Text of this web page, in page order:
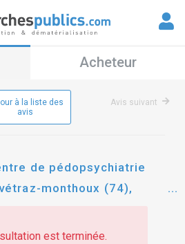
Acheteur
à la liste des
avis
Avis suivant
de pédopsychiatrie
monthoux (74),
thermique et
normes pmr – relance des
est terminée.